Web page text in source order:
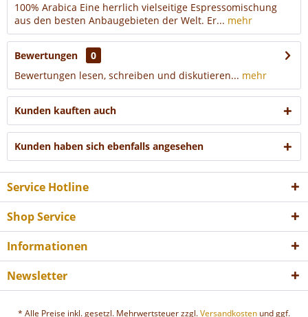
100% Arabica Eine herrlich vielseitige Espressomischung
aus den besten Anbaugebieten der Welt. Er... mehr
Bewertungen
0
Bewertungen lesen, schreiben und diskutieren... mehr
Kunden kauften auch
Kunden haben sich ebenfalls angesehen
Service Hotline
Shop Service
Informationen
Newsletter
* Alle Preise inkl. gesetzl. Mehrwertsteuer zzgl.Versandkosten und ggf.